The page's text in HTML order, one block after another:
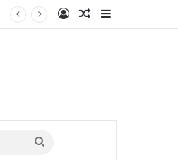
Log InRandom Article
Search